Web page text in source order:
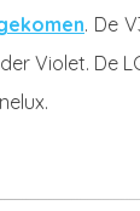
. De
Violet. De